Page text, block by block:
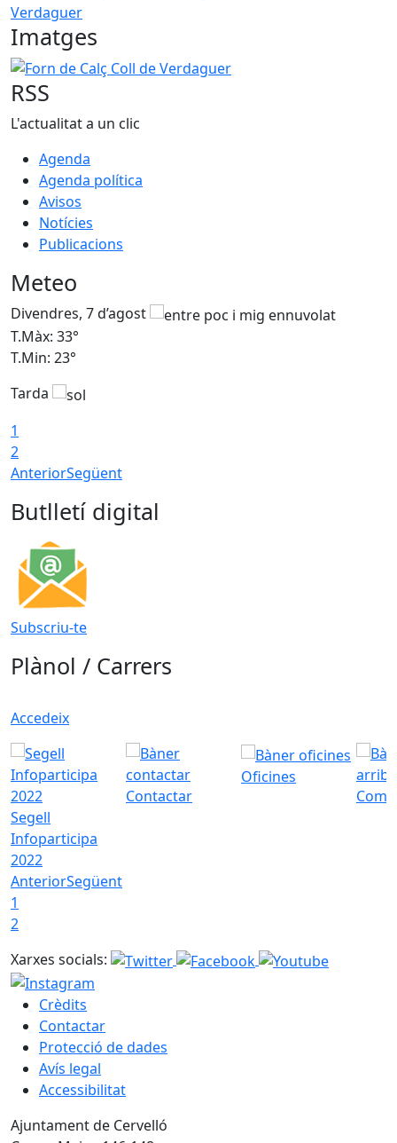
Verdaguer
Imatges
Forn de Calç Coll de Verdaguer
RSS
L'actualitat a un clic
Agenda
Agenda política
Avisos
Notícies
Publicacions
Meteo
Divendres, 7 d’agost
T.Màx: 33°
T.Min: 23°
Tarda
1
2
AnteriorSegüent
Butlletí digital
Subscriu-te
Plànol / Carrers
Accedeix
Segell
Infoparticipa
2022
Contactar
Oficines
Com
AnteriorSegüent
1
2
Xarxes socials:
Crèdits
Contactar
Protecció de dades
Avís legal
Accessibilitat
Ajuntament de Cervelló